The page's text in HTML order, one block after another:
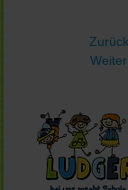
Zurück
Weiter